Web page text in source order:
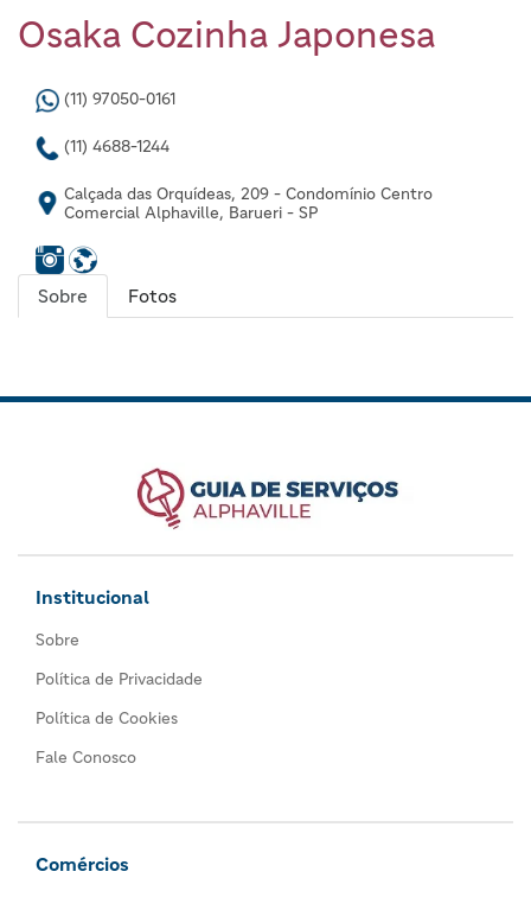
Osaka Cozinha Japonesa
(11) 97050-0161
(11) 4688-1244
Calçada das Orquídeas, 209 - Condomínio Centro
Comercial Alphaville, Barueri - SP
Sobre Fotos
Institucional
Sobre
Política de Privacidade
Política de Cookies
Fale Conosco
Comércios